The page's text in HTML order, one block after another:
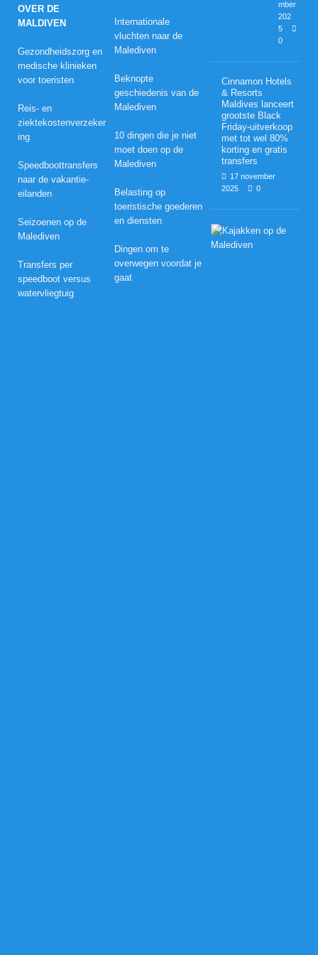
OVER DE
MALDIVEN
Gezondheidszorg en
medische klinieken
voor toeristen
Reis- en
ziektekostenverzeker
ing
Speedboottransfers
naar de vakantie-
eilanden
Seizoenen op de
Malediven
Transfers per
speedboot versus
watervliegtuig
Internationale
vluchten naar de
Malediven
Beknopte
geschiedenis van de
Malediven
10 dingen die je niet
moet doen op de
Malediven
Belasting op
toeristische goederen
en diensten
Dingen om te
overwegen voordat je
gaat
mber
202
5
0
Cinnamon Hotels
& Resorts
Maldives lanceert
grootste Black
Friday-uitverkoop
met tot wel 80%
korting en gratis
transfers
17 november
2025
0